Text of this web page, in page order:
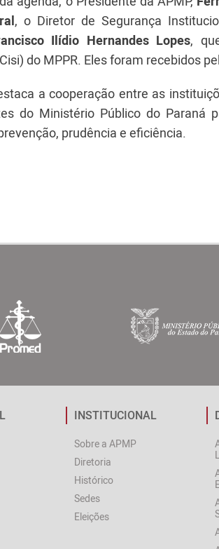
, o Diretor de Segurança
Ilídio Hernandes Lopes,
do MPPR. Eles foram recebidos
a cooperação entre as
do Ministério Público do Paraná
prudência e eficiência.
INSTITUCIONAL
Sobre a APMP
Diretoria
Histórico
Sedes
Eleições